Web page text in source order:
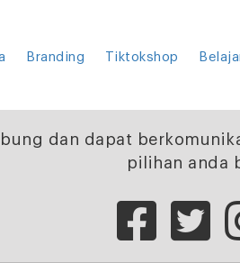
Branding Tiktokshop
dan dapat
pilihan anda